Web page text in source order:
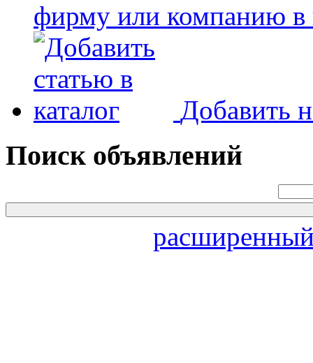
фирму или компанию в
Добавить
Поиск объявлений